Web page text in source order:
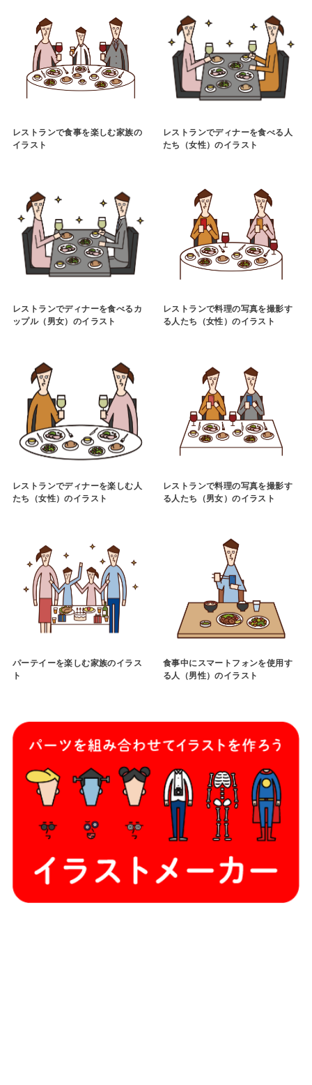
レストランで食事を楽しむ家族の
イラスト
レストランでディナーを食べる人
たち（女性）のイラスト
レストランでディナーを食べるカ
ップル（男女）のイラスト
レストランで料理の写真を撮影す
る人たち（女性）のイラスト
レストランでディナーを楽しむ人
たち（女性）のイラスト
レストランで料理の写真を撮影す
る人たち（男女）のイラスト
パーテイーを楽しむ家族のイラス
ト
食事中にスマートフォンを使用す
る人（男性）のイラスト